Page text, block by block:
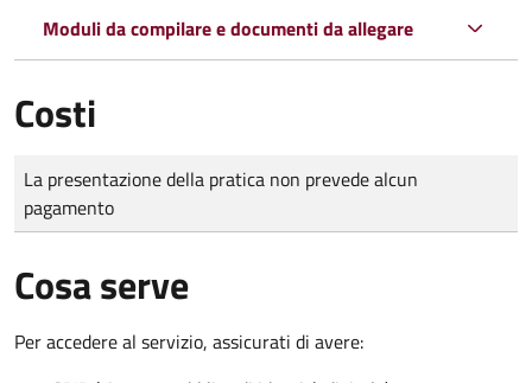
Moduli da compilare e documenti da allegare
Costi
Tipo di pagamento
Importo
La presentazione della pratica non prevede alcun
pagamento
Cosa serve
Per accedere al servizio, assicurati di avere: